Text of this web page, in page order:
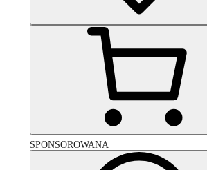
SPONSOROWANA